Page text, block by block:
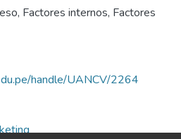
, Factores internos, Factores
handle/UANCV/2264